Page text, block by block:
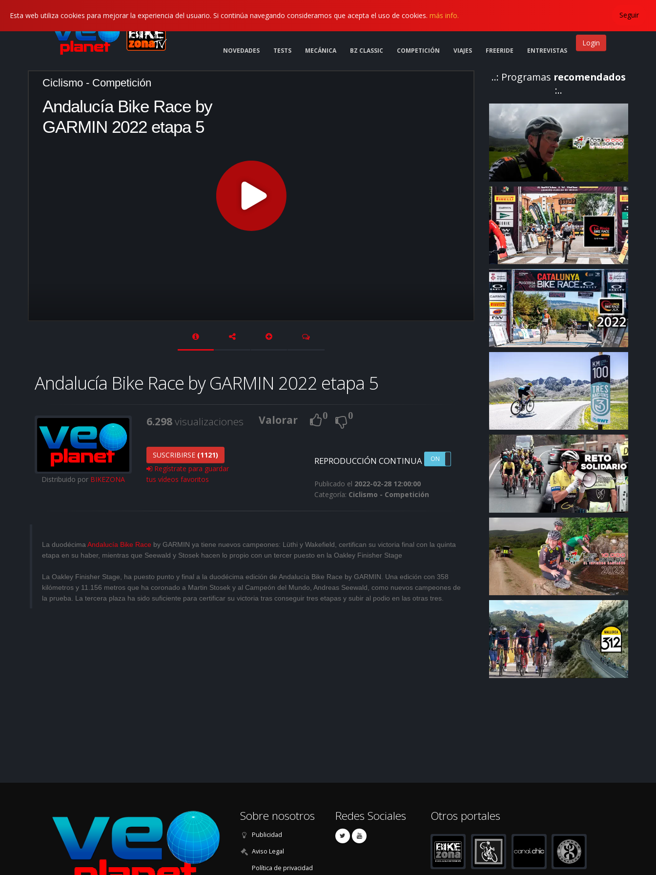
Anunciarse Contactar
NOVEDADES TESTS MECÁNICA BZ CLASSIC COMPETICIÓN VIAJES FREERIDE ENTREVISTAS
Login
Ciclismo - Competición
Andalucía Bike Race by
GARMIN 2022 etapa 5
Andalucía Bike Race by GARMIN 2022 etapa 5
6.298visualizaciones Valorar 0 0
SUSCRIBIRSE (1121)
Regístrate para guardar
tus vídeos favoritos
REPRODUCCIÓN CONTINUA ON
Publicado el 2022-02-28 12:00:00
Categoría: Ciclismo - Competición
Distribuido por BIKEZONA
La duodécimaAndalucía Bike Race by GARMIN ya tiene nuevos campeones: Lüthi y Wakefield, certifican su victoria final con la quinta
etapa en su haber, mientras que Seewald y Stosek hacen lo propio con un tercer puesto en la Oakley Finisher Stage
La Oakley Finisher Stage, ha puesto punto y final a la duodécima edición de Andalucía Bike Race by GARMIN. Una edición con 358
kilómetros y 11.156 metros que ha coronado a Martin Stosek y al Campeón del Mundo, Andreas Seewald, como nuevos campeones de
la prueba. La tercera plaza ha sido suficiente para certificar su victoria tras conseguir tres etapas y subir al podio en las otras tres.
..: Programas recomendados
:..
Sobre nosotros
Publicidad
Aviso Legal
Política de privacidad
Redes Sociales Otros portales
Seguir
Esta web utiliza cookies para mejorar la experiencia del usuario. Si continúa navegando consideramos que acepta el uso de cookies. más info.